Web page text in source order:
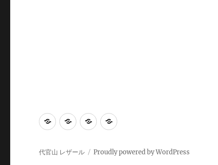
HomeCalendar
Access感
代官山 レザール Proudly powered by WordPress